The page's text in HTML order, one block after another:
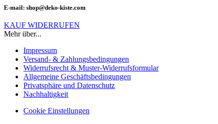
E-mail: shop@deko-kiste.com
KAUF WIDERRUFEN
Mehr über...
Impressum
Versand- & Zahlungsbedingungen
Widerrufsrecht & Muster-Widerrufsformular
Allgemeine Geschäftsbedingungen
Privatsphäre und Datenschutz
Nachhaltigkeit
Cookie Einstellungen